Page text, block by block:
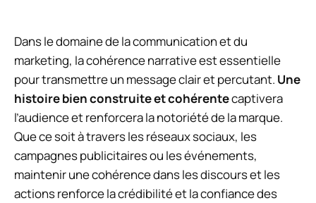
Dans le domaine de la communication et du
marketing, la cohérence narrative est essentielle
pour transmettre un message clair et percutant. Une
histoire bien construite et cohérentecaptivera
l’audience et renforcera la notoriété de la marque.
Que ce soit à travers les réseaux sociaux, les
campagnes publicitaires ou les événements,
maintenir une cohérence dans les discours et les
actions renforce la crédibilité et la confiance des